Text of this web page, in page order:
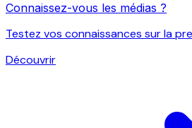
Connaissez-vous les médias ?
Testez vos connaissances sur la
Découvrir